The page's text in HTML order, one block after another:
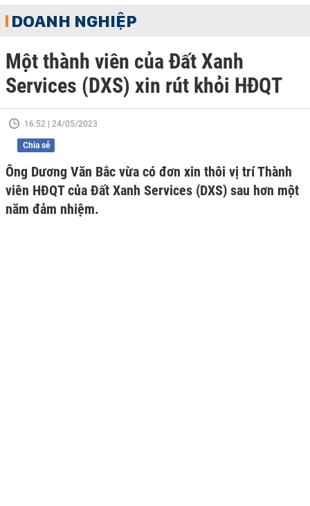
DOANH NGHIỆP
Một thành viên của Đất Xanh
Services (DXS) xin rút khỏi HĐQT
16:52 | 24/05/2023
Chia sẻ
Ông Dương Văn Bắc vừa có đơn xin thôi vị trí Thành
viên HĐQT của Đất Xanh Services (DXS) sau hơn một
năm đảm nhiệm.